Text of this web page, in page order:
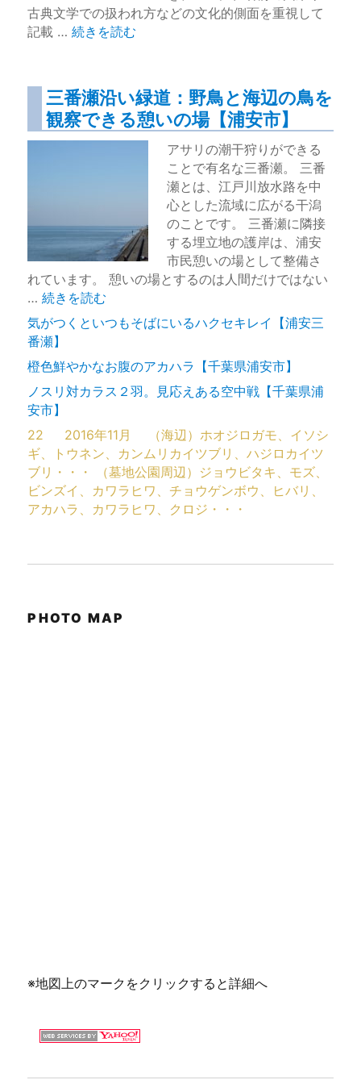
古典文学での扱われ方などの文化的側面を重視して
記載 …“野鳥の名前の由来がわかる日本野鳥歳時記【オ
続きを読む
三番瀬沿い緑道：野鳥と海辺の鳥を
観察できる憩いの場【浦安市】
アサリの潮干狩りができる
ことで有名な三番瀬。 三番
瀬とは、江戸川放水路を中
心とした流域に広がる干潟
のことです。 三番瀬に隣接
する埋立地の護岸は、浦安
市民憩いの場として整備さ
れています。 憩いの場とするのは人間だけではない
…“三番瀬沿い緑道：野鳥と海辺の鳥を観察できる憩いの
続きを読む
気がつくといつもそばにいるハクセキレイ【浦安三
番瀬】
橙色鮮やかなお腹のアカハラ【千葉県浦安市】
ノスリ対カラス２羽。見応えある空中戦【千葉県浦
安市】
22
2016年11月
（海辺）ホオジロガモ、イソシ
ギ、トウネン、カンムリカイツブリ、ハジロカイツ
ブリ・・・ （墓地公園周辺）ジョウビタキ、モズ、
ビンズイ、カワラヒワ、チョウゲンボウ、ヒバリ、
アカハラ、カワラヒワ、クロジ・・・
PHOTO MAP
※地図上のマークをクリックすると詳細へ